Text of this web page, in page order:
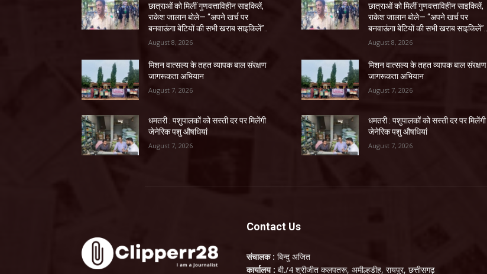
छात्राओं को मिलीं गुणवत्ताविहीन साइकिलें,
राकेश जालान बोले— “अपने खर्च पर
बनवाऊंगा बेटियों की सभी खराब साइकिलें”..
August 8, 2026
मिशन वात्सल्य के तहत व्यापक बाल संरक्षण
जागरूकता अभियान
August 7, 2026
धमतरी : पशुपालकों को सस्ती दर पर मिलेंगी
जेनेरिक पशु औषधियां
August 7, 2026
छात्राओं को मिलीं गुणवत्ताविहीन साइकिलें,
राकेश जालान बोले— “अपने खर्च पर
बनवाऊंगा बेटियों की सभी खराब साइकिलें”..
August 8, 2026
मिशन वात्सल्य के तहत व्यापक बाल संरक्षण
जागरूकता अभियान
August 7, 2026
धमतरी : पशुपालकों को सस्ती दर पर मिलेंगी
जेनेरिक पशु औषधियां
August 7, 2026
Contact Us
संचालक : बिन्दु अजित
कार्यालय : बी./4 श्रीजीत कलपतरू, अमील्हडीह, रायपुर, छत्तीसगढ़